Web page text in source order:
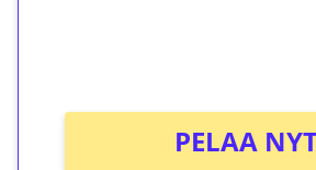
PELAA